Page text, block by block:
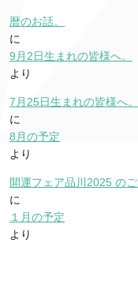
暦のお話。
に
9月2日生まれの皆様へ。
より
7月25日生まれの皆様へ。
に
8月の予定
より
開運フェア品川2025 の
に
１月の予定
より